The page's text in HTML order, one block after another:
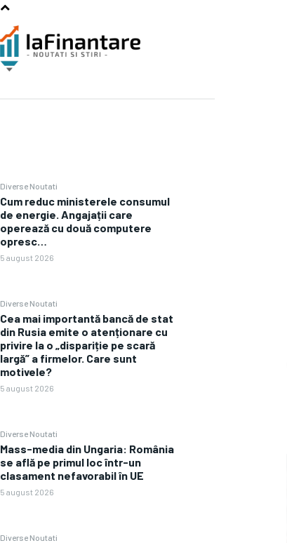
Diverse Noutati
Cum reduc ministerele consumul
de energie. Angajații care
operează cu două computere
opresc…
5 august 2026
Diverse Noutati
Cea mai importantă bancă de stat
din Rusia emite o atenționare cu
privire la o „dispariție pe scară
largă” a firmelor. Care sunt
motivele?
5 august 2026
Diverse Noutati
Mass-media din Ungaria: România
se află pe primul loc într-un
clasament nefavorabil în UE
5 august 2026
Diverse Noutati